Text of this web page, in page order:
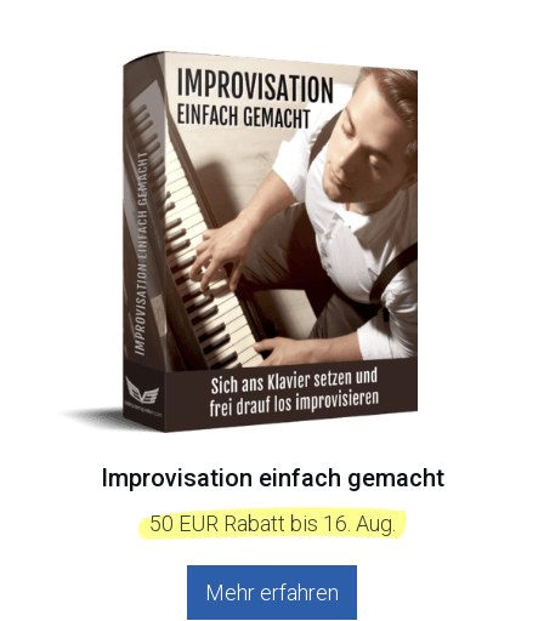
Improvisation einfach gemacht
50 EUR Rabatt bis 16. Aug.
Mehr erfahren